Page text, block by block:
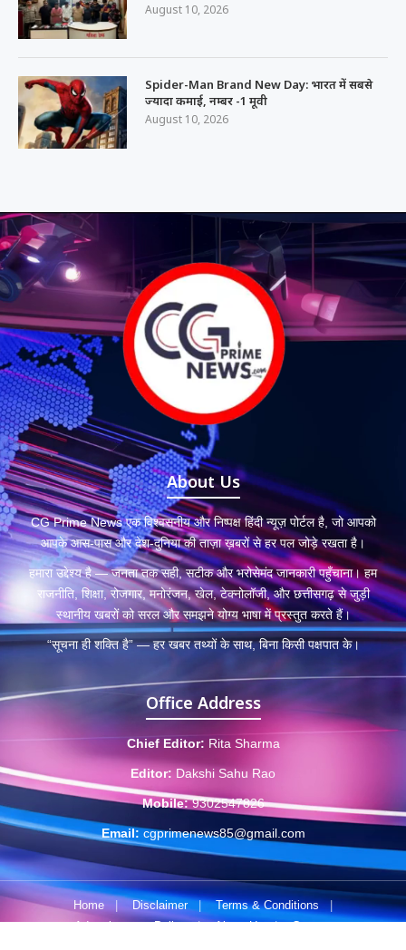
August 10, 2026
Spider-Man Brand New Day: भारत में सबसे
ज्यादा कमाई, नम्बर -1 मूवी
August 10, 2026
About Us
CG Prime News एक विश्वसनीय और निष्पक्ष हिंदी न्यूज़ पोर्टल है, जो आपको
आपके आस-पास और देश-दुनिया की ताज़ा ख़बरों से हर पल जोड़े रखता है।
हमारा उद्देश्य है — जनता तक सही, सटीक और भरोसेमंद जानकारी पहुँचाना। हम
राजनीति, शिक्षा, रोजगार, मनोरंजन, खेल, टेक्नोलॉजी, और छत्तीसगढ़ से जुड़ी
स्थानीय खबरों को सरल और समझने योग्य भाषा में प्रस्तुत करते हैं।
“सूचना ही शक्ति है” — हर खबर तथ्यों के साथ, बिना किसी पक्षपात के।
Office Address
Chief Editor: Rita Sharma
Editor: Dakshi Sahu Rao
Mobile: 9302547826
Email: cgprimenews85@gmail.com
Home Disclaimer Terms & Conditions
|
Advertisement Policy
| About Us |
Contact